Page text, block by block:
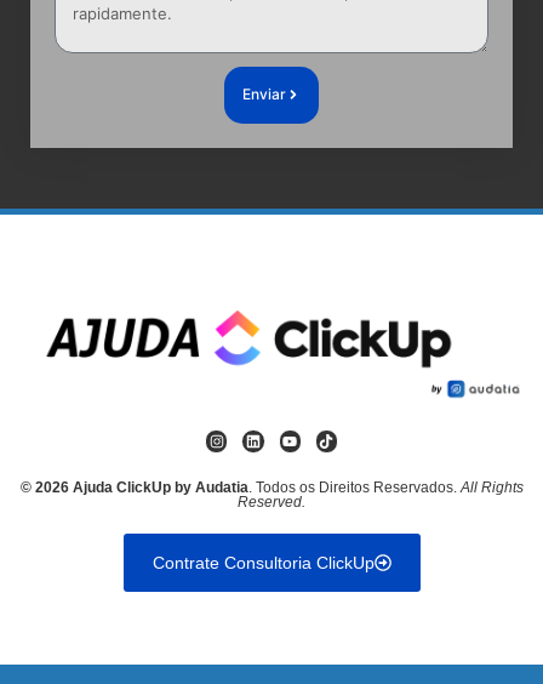
Enviar
© 2026 Ajuda ClickUp by Audatia. Todos os Direitos Reservados.All Rights
Reserved.
Contrate Consultoria ClickUp